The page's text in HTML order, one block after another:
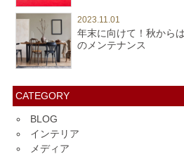
2023.11.01
年末に向けて！秋から
のメンテナンス
CATEGORY
BLOG
インテリア
メディア